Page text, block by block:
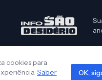
cookies para
Saber
OK,